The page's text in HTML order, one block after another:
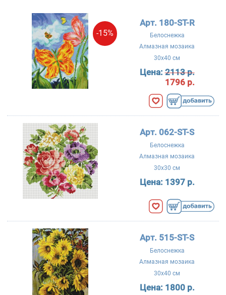
-15%
Арт. 180-ST-R
Белоснежка
Алмазная мозаика
30x40 см
Цена:2113 р.
1796 р.
Арт. 062-ST-S
Белоснежка
Алмазная мозаика
30x30 см
Цена: 1397 р.
Арт. 515-ST-S
Белоснежка
Алмазная мозаика
30x40 см
Цена: 1800 р.